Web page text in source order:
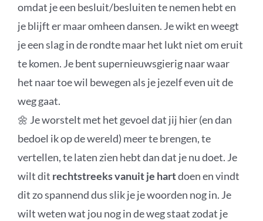
omdat je een besluit/besluiten te nemen hebt en
je blijft er maar omheen dansen. Je wikt en weegt
je een slag in de rondte maar het lukt niet om eruit
te komen. Je bent supernieuwsgierig naar waar
het naar toe wil bewegen als je jezelf even uit de
weg gaat.
🌼 Je worstelt met het gevoel dat jij hier (en dan
bedoel ik op de wereld) meer te brengen, te
vertellen, te laten zien hebt dan dat je nu doet. Je
wilt dit rechtstreeks vanuit je hartdoen en vindt
dit zo spannend dus slik je je woorden nog in. Je
wilt weten wat jou nog in de weg staat zodat je